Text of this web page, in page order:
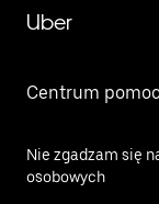
Uber
Centrum
Nie zgadzam się
osobowych